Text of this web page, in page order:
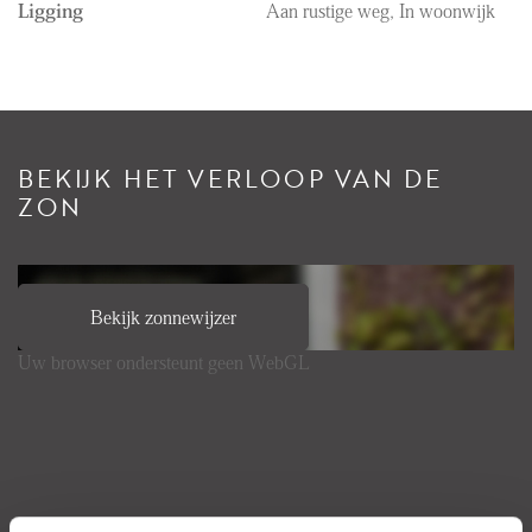
Ligging Aan rustige weg, In woonwijk
BEKIJK HET VERLOOP VAN DE
ZON
Bekijk zonnewijzer
Uw browser ondersteunt geen WebGL